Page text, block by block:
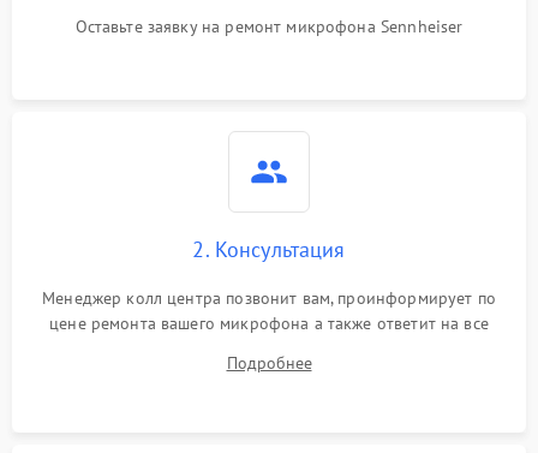
Оставьте заявку на ремонт микрофона Sennheiser
2. Консультация
Менеджер колл центра позвонит вам, проинформирует по
цене ремонта вашего микрофона а также ответит на все
Подробнее